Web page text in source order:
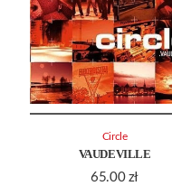
VAUDEVILLE
65.00 zł
Circle